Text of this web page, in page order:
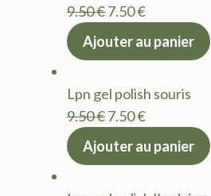
9.50€Le
prix
9.50 €.
7.50€Le
actuel
7.50 €.
Ajouter au panier
Lpn gel polish souris
9.50€Le
prix
7.50€Le
actuel
Ajouter au panier